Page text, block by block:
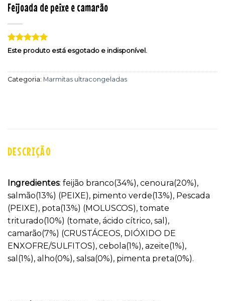
Feijoada de peixe e camarão
Classificado
com
em
3
classificações
Este produto está esgotado e indisponível.
Categoria: Marmitas ultracongeladas
DESCRIÇÃO
Ingredientes: feijão branco(34%), cenoura(20%),
salmão(13%) (PEIXE), pimento verde(13%), Pescada
(PEIXE), pota(13%) (MOLUSCOS), tomate
triturado(10%) (tomate, ácido cítrico, sal),
camarão(7%) (CRUSTÁCEOS, DIÓXIDO DE
ENXOFRE/SULFITOS), cebola(1%), azeite(1%),
sal(1%), alho(0%), salsa(0%), pimenta preta(0%).